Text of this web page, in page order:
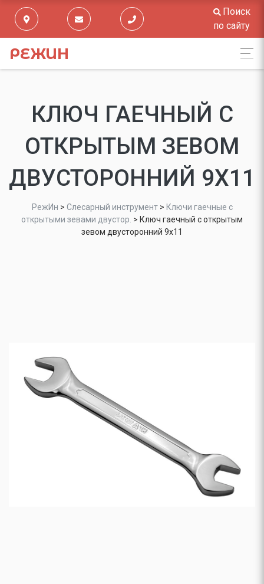
Поиск
по сайту
РЕЖИН
КЛЮЧ ГАЕЧНЫЙ С
ОТКРЫТЫМ ЗЕВОМ
ДВУСТОРОННИЙ 9Х11
РежИн > Слесарный инструмент> Ключи гаечные с
открытыми зевами двустор. > Ключ гаечный с открытым
зевом двусторонний 9х11